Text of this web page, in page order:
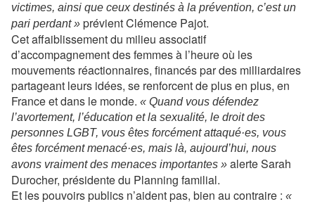
victimes, ainsi que ceux destinés à la prévention, c’est un
pari perdant » prévient Clémence Pajot.
Cet affaiblissement du milieu associatif
d’accompagnement des femmes à l’heure où les
mouvements réactionnaires, financés par des milliardaires
partageant leurs idées, se renforcent de plus en plus, en
France et dans le monde. « Quand vous défendez
l’avortement, l’éducation et la sexualité, le droit des
personnes LGBT, vous êtes forcément attaqué·es, vous
êtes forcément menacé·es, mais là, aujourd’hui, nous
avons vraiment des menaces importantes » alerte Sarah
Durocher, présidente du Planning familial.
Et les pouvoirs publics n’aident pas, bien au contraire : «